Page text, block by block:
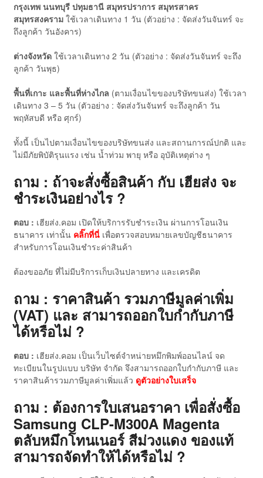
กรุงเทพ นนทบุรี ปทุมธานี สมุทรปราการ สมุทรสาคร
สมุทรสงครามใช้เวลาเดินทาง 1 วัน (ตัวอย่าง : จัดส่งวันจันทร์ จะ
ถึงลูกค้า วันอังคาร)
ต่างจังหวัดใช้เวลาเดินทาง 2 วัน (ตัวอย่าง : จัดส่งวันจันทร์ จะถึง
ลูกค้า วันพุธ)
พื้นที่เกาะ และพื้นที่ห่างไกล (ตามเงื่อนไขของบริษัทขนส่ง) ใช้เวลา
เดินทาง 3 – 5 วัน (ตัวอย่าง : จัดส่งวันจันทร์ จะถึงลูกค้า วัน
พฤหัสบดี หรือ ศุกร์)
ทั้งนี้ เป็นไปตามเงื่อนไขของบริษัทขนส่ง และสถานการณ์ปกติ และ
ไม่มีภัยพิบัติรุนแรง เช่น น้ำท่วม พายุ หรือ อุบัติเหตุต่าง ๆ
ถาม : ถ้าจะสั่งซื้อสินค้า กับ เฮียส่ง จะ
ชำระเงินอย่างไร ?
ตอบ : เฮียส่ง.คอม เปิดให้บริการรับชำระเงิน ผ่านการโอนเงิน
ธนาคาร เท่านั้น คลิ๊กที่นี่เพื่อตรวจสอบหมายเลขบัญชีธนาคาร
สำหรับการโอนเงินชำระค่าสินค้า
ต้องขออภัย ที่ไม่มีบริการเก็บเงินปลายทาง และเครดิต
ถาม : ราคาสินค้า รวมภาษีมูลค่าเพิ่ม
(VAT) และ สามารถออกใบกำกับภาษี
ได้หรือไม่ ?
ตอบ : เฮียส่ง.คอม เป็นเว็บไซต์จำหน่ายหมึกพิมพ์ออนไลน์ จด
ทะเบียนในรูปแบบ บริษัท จำกัด จึงสามารถออกใบกำกับภาษี และ
ราคาสินค้ารวมภาษีมูลค่าเพิ่มแล้ว ดูตัวอย่างใบเสร็จ
ถาม : ต้องการใบเสนอราคา เพื่อสั่งซื้อ
Samsung CLP-M300A Magenta
ตลับหมึกโทนเนอร์ สีม่วงแดง ของแท้
สามารถจัดทำให้ได้หรือไม่ ?